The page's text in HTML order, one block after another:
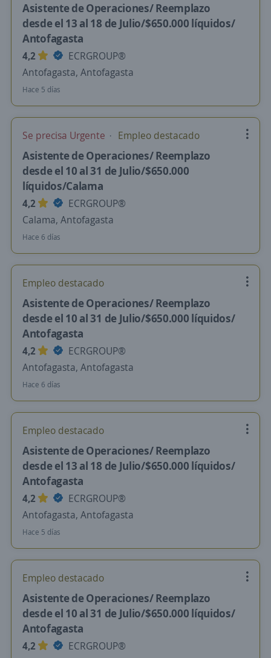
Asistente de Operaciones/ Reemplazo
desde el 13 al 18 de Julio/$650.000 líquidos/
Antofagasta
4,2
ECRGROUP®️
Antofagasta, Antofagasta
Hace 5 días
Se precisa Urgente Empleo destacado
Asistente de Operaciones/ Reemplazo
desde el 10 al 31 de Julio/$650.000
líquidos/Calama
4,2
ECRGROUP®️
Calama, Antofagasta
Hace 6 días
Empleo destacado
Asistente de Operaciones/ Reemplazo
desde el 10 al 31 de Julio/$650.000 líquidos/
Antofagasta
4,2
ECRGROUP®️
Antofagasta, Antofagasta
Hace 6 días
Empleo destacado
Asistente de Operaciones/ Reemplazo
desde el 13 al 18 de Julio/$650.000 líquidos/
Antofagasta
4,2
ECRGROUP®️
Antofagasta, Antofagasta
Hace 5 días
Empleo destacado
Asistente de Operaciones/ Reemplazo
desde el 10 al 31 de Julio/$650.000 líquidos/
Antofagasta
4,2
ECRGROUP®️